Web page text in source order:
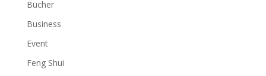
Bücher
Business
Event
Feng Shui